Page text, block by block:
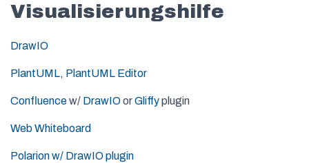
Visualisierungshilfe
DrawIO
PlantUML, PlantUML Editor
Confluencew/ DrawIOorGliffyplugin
Web Whiteboard
Polarion w/ DrawIO plugin